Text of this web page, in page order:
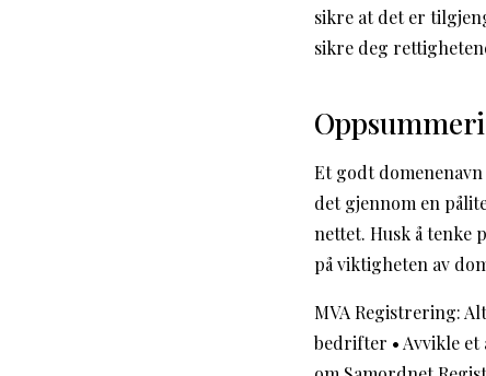
sikre at det er
sikre deg
Et godt
det gjennom en
nettet. Husk å tenke
på viktigheten av
MVA Registrering:
bedrifter • Avvikle et